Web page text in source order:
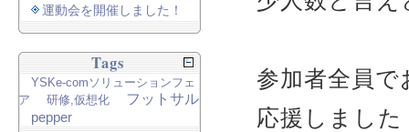
参加者全員
応援しました
運動会を開催しました！
Tags
YSKe-comソリューションフェ
ア
研修,仮想化
フットサル
pepper